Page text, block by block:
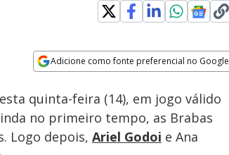
Adicione como fonte preferencial no Google
Velocidade
quinta-feira (14), em jogo válido
no primeiro tempo, as Brabas
Logo depois, Ariel Godoi e Ana